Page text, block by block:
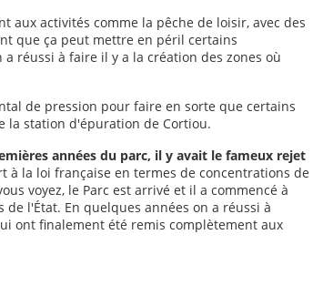
aux activités comme la pêche de loisir, avec des
que ça peut mettre en péril certains
réussi à faire il y a la création des zones où
de pression pour faire en sorte que certains
la station d'épuration de Cortiou.
années du parc, il y avait le fameux rejet
à la loi française en termes de concentrations de
voyez, le Parc est arrivé et il a commencé à
l'État. En quelques années on a réussi à
ont finalement été remis complètement aux